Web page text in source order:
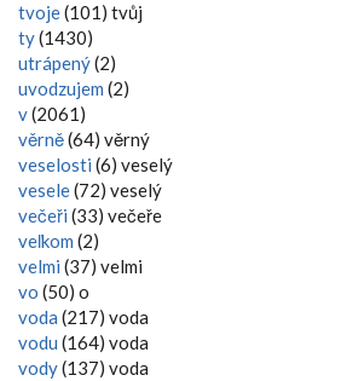
tvoje(101) tvůj
ty(1430)
utrápený(2)
uvodzujem (2)
v(2061)
věrně(64) věrný
veselosti (6) veselý
vesele(72) veselý
večeři (33) večeře
veľkom (2)
velmi (37) velmi
vo (50) o
voda (217) voda
vodu (164) voda
vody(137) voda